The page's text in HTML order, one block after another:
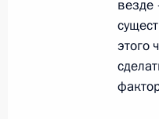
6
везде
этого